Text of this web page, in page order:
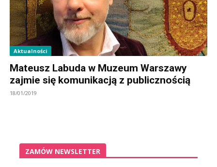
Aktualności
Mateusz Labuda w Muzeum Warszawy
zajmie się komunikacją z publicznością
18/01/2019
ZAMÓW NEWSLETTER